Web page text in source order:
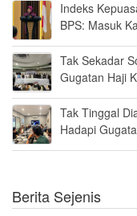
Indeks
BPS: Masuk
Tak Sekadar
Gugatan Haji
Tak Tinggal
Hadapi
Berita Sejenis